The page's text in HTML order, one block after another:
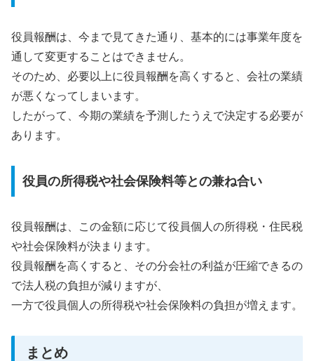
役員報酬は、今まで見てきた通り、基本的には事業年度を
通して変更することはできません。
そのため、必要以上に役員報酬を高くすると、会社の業績
が悪くなってしまいます。
したがって、今期の業績を予測したうえで決定する必要が
あります。
役員の所得税や社会保険料等との兼ね合い
役員報酬は、この金額に応じて役員個人の所得税・住民税
や社会保険料が決まります。
役員報酬を高くすると、その分会社の利益が圧縮できるの
で法人税の負担が減りますが、
一方で役員個人の所得税や社会保険料の負担が増えます。
まとめ